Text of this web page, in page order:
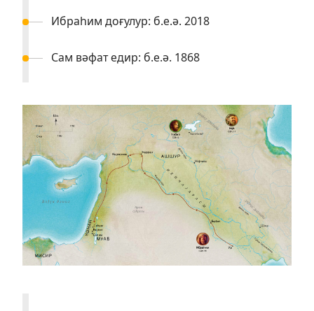
Ибраһим доғулур: б.е.ә. 2018
Сам вәфат едир: б.е.ә. 1868